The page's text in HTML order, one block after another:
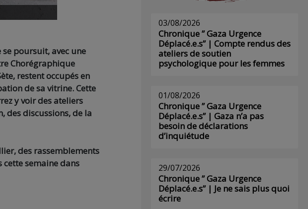
poursuit, avec une
Chorégraphique
restent occupés en
de sa vitrine. Cette
y voir des ateliers
des discussions, de la
des rassemblements
semaine dans
03/08/2026
Chronique ” Gaza Urgence
Déplacé.e.s” | Compte rendus des
ateliers de soutien
psychologique pour les femmes
01/08/2026
Chronique ” Gaza Urgence
Déplacé.e.s” | Gaza n’a pas
besoin de déclarations
d’inquiétude
29/07/2026
Chronique ” Gaza Urgence
Déplacé.e.s” | Je ne sais plus quoi
écrire